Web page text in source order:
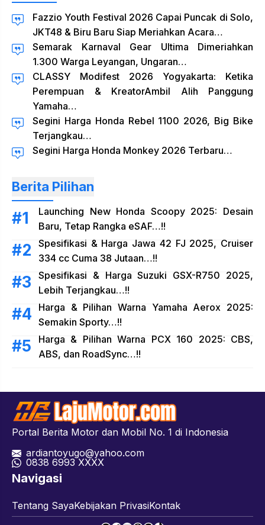
Fazzio Youth Festival 2026 Capai Puncak di Solo,
JKT48 & Biru Baru Siap Meriahkan Acara…
Semarak Karnaval Gear Ultima Dimeriahkan
1.300 Warga Leyangan, Ungaran…
CLASSY Modifest 2026 Yogyakarta: Ketika
Perempuan & KreatorAmbil Alih Panggung
Yamaha…
Segini Harga Honda Rebel 1100 2026, Big Bike
Terjangkau…
Segini Harga Honda Monkey 2026 Terbaru…
Berita Pilihan
Launching New Honda Scoopy 2025: Desain
Baru, Tetap Rangka eSAF…!!
Spesifikasi & Harga Jawa 42 FJ 2025, Cruiser
334 cc Cuma 38 Jutaan…!!
Spesifikasi & Harga Suzuki GSX-R750 2025,
Lebih Terjangkau…!!
Harga & Pilihan Warna Yamaha Aerox 2025:
Semakin Sporty…!!
Harga & Pilihan Warna PCX 160 2025: CBS,
ABS, dan RoadSync…!!
Portal Berita Motor dan Mobil No. 1 di Indonesia
ardiantoyugo@yahoo.com
0838 6993 XXXX
Navigasi
Tentang SayaKebijakan PrivasiKontak